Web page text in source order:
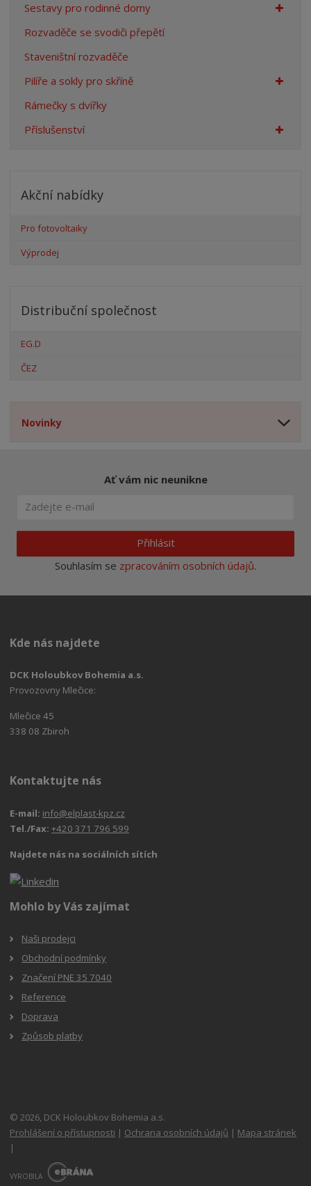
Sestavy pro rodinné domy
Rozvaděče se svodiči přepětí
Staveništní rozvaděče
Pilíře a sokly pro skříně
Rámečky s dvířky
Příslušenství
Akční nabídky
Pro fotovoltaiky
Výprodej
Distribuční společnost
EG.D
ČEZ
Novinky
Ať vám nic neunikne
Přihlásit
Souhlasím se zpracováním osobních údajů.
Kde nás najdete
DCK Holoubkov Bohemia a.s.
Provozovny Mlečice:
Mlečice 45
338 08 Zbiroh
Kontaktujte nás
E-mail: info@elplast-kpz.cz
Tel./Fax:+420 371 796 599
Najdete nás na sociálních sítích
Mohlo by Vás zajímat
Naši prodejci
Obchodní podmínky
Značení PNE 35 7040
Reference
Doprava
Způsob platby
© 2026, DCK Holoubkov Bohemia a.s.
Prohlášení o přístupnosti | Ochrana osobních údajů | Mapa stránek
|
VYROBILA